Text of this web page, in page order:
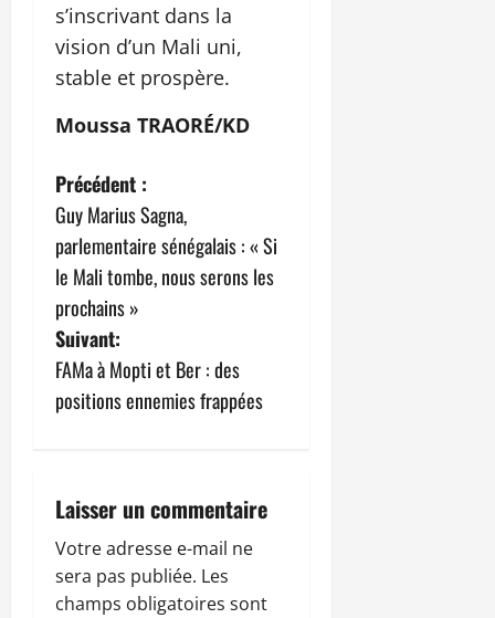
s’inscrivant dans la
vision d’un Mali uni,
stable et prospère.
Moussa TRAORÉ/KD
N
a
v
i
g
a
i
o
n
Précédent :
Guy Marius Sagna,
parlementaire sénégalais : « Si
le Mali tombe, nous serons les
prochains »
Suivant:
FAMa à Mopti et Ber : des
positions ennemies frappées
Laisser un commentaire
Votre adresse e-mail ne
sera pas publiée. Les
champs obligatoires sont